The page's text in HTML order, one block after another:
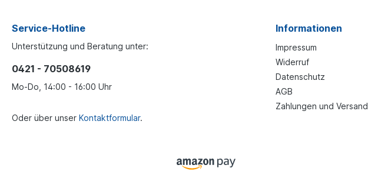
Service-Hotline
Unterstützung und Beratung unter:
0421 - 70508619
Mo-Do, 14:00 - 16:00 Uhr
Oder über unser Kontaktformular.
Informationen
Impressum
Widerruf
Datenschutz
AGB
Zahlungen und Versand